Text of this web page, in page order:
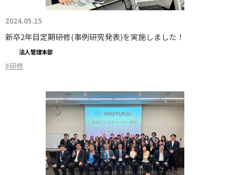
2024.05.15
新卒2年目定期研修(事例研究発表)を実施しました！
法人管理本部
#研修